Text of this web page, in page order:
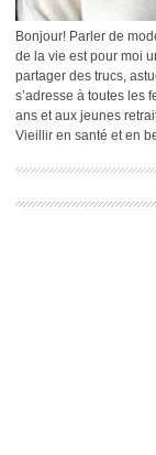
Bonjour! Parler de
de la vie est pour moi
partager des trucs,
s’adresse à toutes les
ans et aux jeunes
Vieillir en santé et en